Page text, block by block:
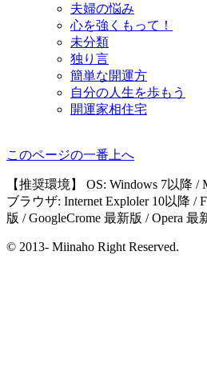
夫婦の悩み
心を強くもって！
未分類
独り言
簡単な開運方
自分の人生を歩もう
開運家相住宅
このページの一番上へ
【推奨環境】 OS: Windows 7以降 /
ブラウザ: Internet Exploler 10以降 /
版 / GoogleCrome 最新版 / Opera 最
© 2013- Miinaho Right Reserved.